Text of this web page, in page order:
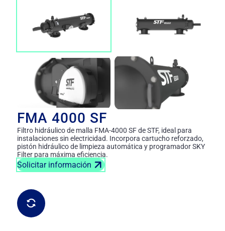
FMA 4000 SF
Filtro hidráulico de malla FMA-4000 SF de STF, ideal para
instalaciones sin electricidad. Incorpora cartucho reforzado,
pistón hidráulico de limpieza automática y programador SKY
Filter para máxima eficiencia.
Solicitar información